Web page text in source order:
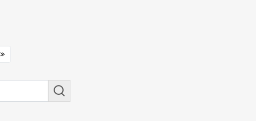
»Next